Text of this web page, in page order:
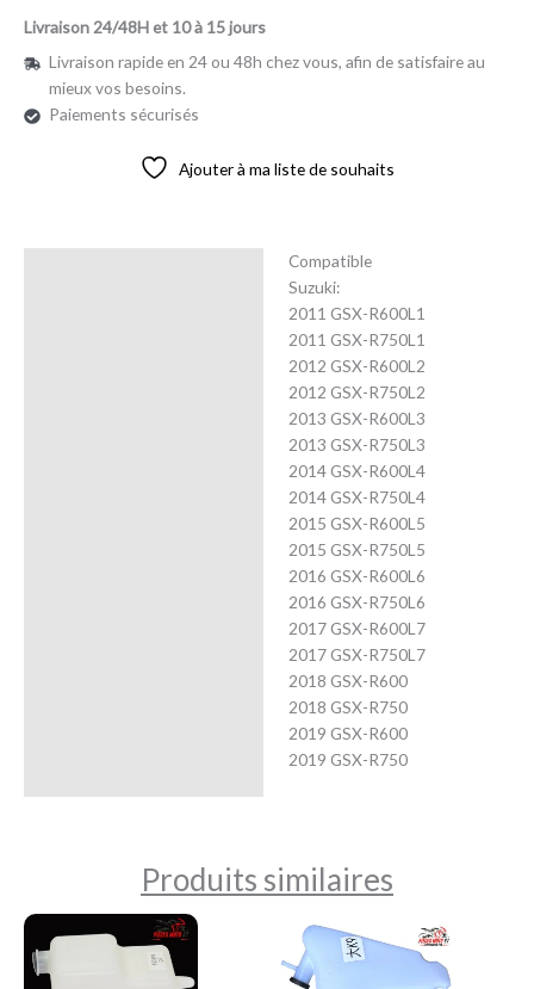
Livraison 24/48H et 10 à 15 jours
Livraison rapide en 24 ou 48h chez vous, afin de satisfaire au
mieux vos besoins.
Paiements sécurisés
Ajouter à ma liste de souhaits
Compatible
Suzuki:
2011 GSX-R600L1
2011 GSX-R750L1
2012 GSX-R600L2
2012 GSX-R750L2
2013 GSX-R600L3
2013 GSX-R750L3
2014 GSX-R600L4
2014 GSX-R750L4
2015 GSX-R600L5
2015 GSX-R750L5
2016 GSX-R600L6
2016 GSX-R750L6
2017 GSX-R600L7
2017 GSX-R750L7
2018 GSX-R600
2018 GSX-R750
2019 GSX-R600
2019 GSX-R750
Produits similaires